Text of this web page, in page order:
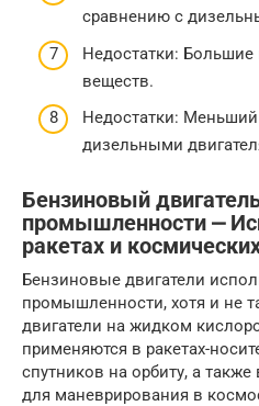
сравнению с
Недостатки:
веществ.
Недостатки:
дизельными
Бензиновый
промышленности ⎼
ракетах и
Бензиновые двигатели
промышленности, хотя и не
двигатели на жидком
применяются в ракетах-
спутников на орбиту, а
для маневрирования в